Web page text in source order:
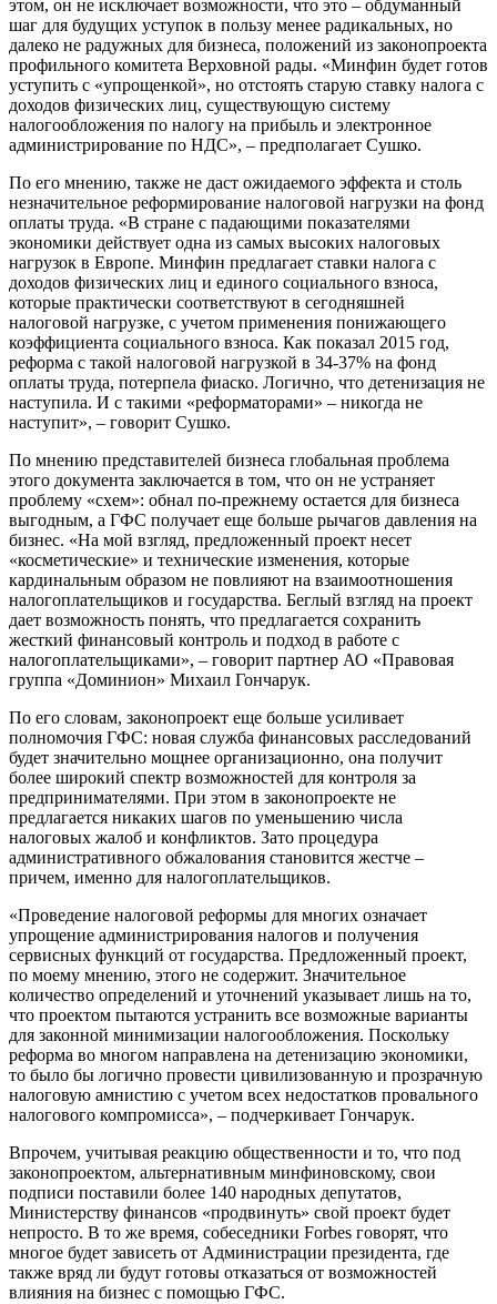
этом, он не исключает возможности, что это – обдуманный
шаг для будущих уступок в пользу менее радикальных, но
далеко не радужных для бизнеса, положений из законопроекта
профильного комитета Верховной рады. «Минфин будет готов
уступить с «упрощенкой», но отстоять старую ставку налога с
доходов физических лиц, существующую систему
налогообложения по налогу на прибыль и электронное
администрирование по НДС», – предполагает Сушко.
По его мнению, также не даст ожидаемого эффекта и столь
незначительное реформирование налоговой нагрузки на фонд
оплаты труда. «В стране с падающими показателями
экономики действует одна из самых высоких налоговых
нагрузок в Европе. Минфин предлагает ставки налога с
доходов физических лиц и единого социального взноса,
которые практически соответствуют в сегодняшней
налоговой нагрузке, с учетом применения понижающего
коэффициента социального взноса. Как показал 2015 год,
реформа с такой налоговой нагрузкой в 34-37% на фонд
оплаты труда, потерпела фиаско. Логично, что детенизация не
наступила. И с такими «реформаторами» – никогда не
наступит», – говорит Сушко.
По мнению представителей бизнеса глобальная проблема
этого документа заключается в том, что он не устраняет
проблему «схем»: обнал по-прежнему остается для бизнеса
выгодным, а ГФС получает еще больше рычагов давления на
бизнес. «На мой взгляд, предложенный проект несет
«косметические» и технические изменения, которые
кардинальным образом не повлияют на взаимоотношения
налогоплательщиков и государства. Беглый взгляд на проект
дает возможность понять, что предлагается сохранить
жесткий финансовый контроль и подход в работе с
налогоплательщиками», – говорит партнер АО «Правовая
группа «Доминион» Михаил Гончарук.
По его словам, законопроект еще больше усиливает
полномочия ГФС: новая служба финансовых расследований
будет значительно мощнее организационно, она получит
более широкий спектр возможностей для контроля за
предпринимателями. При этом в законопроекте не
предлагается никаких шагов по уменьшению числа
налоговых жалоб и конфликтов. Зато процедура
административного обжалования становится жестче –
причем, именно для налогоплательщиков.
«Проведение налоговой реформы для многих означает
упрощение администрирования налогов и получения
сервисных функций от государства. Предложенный проект,
по моему мнению, этого не содержит. Значительное
количество определений и уточнений указывает лишь на то,
что проектом пытаются устранить все возможные варианты
для законной минимизации налогообложения. Поскольку
реформа во многом направлена на детенизацию экономики,
то было бы логично провести цивилизованную и прозрачную
налоговую амнистию с учетом всех недостатков провального
налогового компромисса», – подчеркивает Гончарук.
Впрочем, учитывая реакцию общественности и то, что под
законопроектом, альтернативным минфиновскому, свои
подписи поставили более 140 народных депутатов,
Министерству финансов «продвинуть» свой проект будет
непросто. В то же время, собеседники Forbes говорят, что
многое будет зависеть от Администрации президента, где
также вряд ли будут готовы отказаться от возможностей
влияния на бизнес с помощью ГФС.